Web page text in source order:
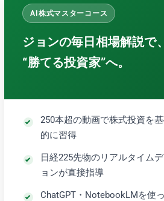
AI株式マスターコース
ジョンの毎日相場解説で、
“勝てる投資家”へ。
250本超の動画で株式投資を
的に習得
日経225先物のリアルタイム
ョンが直接指導
ChatGPT・NotebookLMを使